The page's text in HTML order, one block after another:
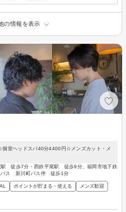
の情報を表示
室ヘッドスパ40分4400円☆メンズカット・メ
駅 徒歩7分・西鉄平尾駅 徒歩9分、福岡市地下鉄
バス 新川町バス停 徒歩1分
ポイントが貯まる・使える メンズ歓迎